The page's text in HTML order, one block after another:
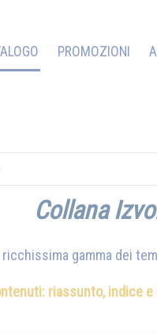
PROMOZIONI
Collana
gamma dei
riassunto, indice